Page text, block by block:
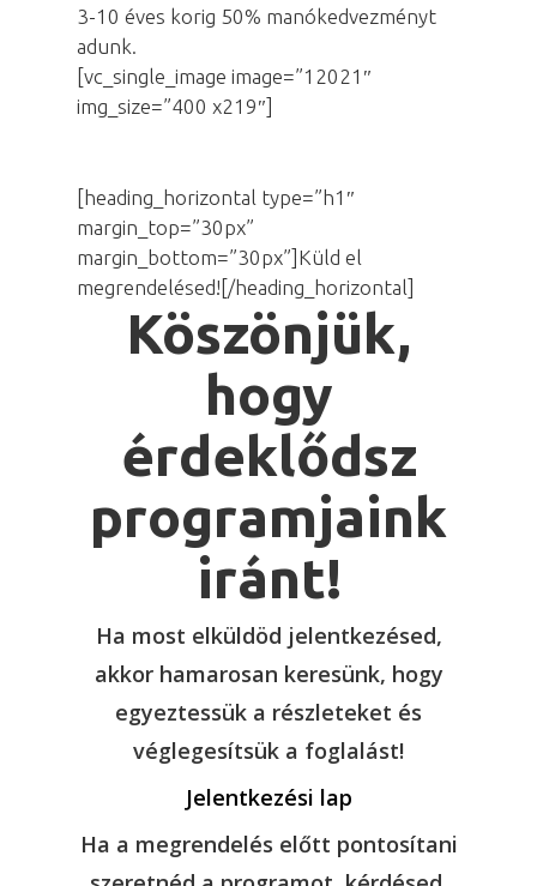
3-10 éves korig 50% manókedvezményt
adunk.
[vc_single_image image=”12021″
img_size=”400 x219″]
[heading_horizontal type=”h1″
margin_top=”30px”
margin_bottom=”30px”]Küld el
megrendelésed![/heading_horizontal]
Köszönjük,
hogy
érdeklődsz
programjaink
iránt!
Ha most elküldöd jelentkezésed,
akkor hamarosan keresünk, hogy
egyeztessük a részleteket és
véglegesítsük a foglalást!
Jelentkezési lap
Ha a megrendelés előtt pontosítani